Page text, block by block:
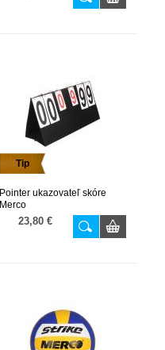
Tip
Pointer ukazovateľ skóre
Merco
23,80 €